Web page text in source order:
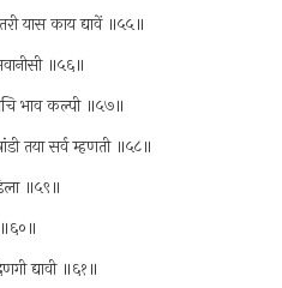
यास काय द्यावें ॥५५॥
॥५६॥
भाव कल्पी ॥५७॥
तया सर्व म्हणती ॥५८॥
॥५९॥
॥६०॥
द्यावी ॥६१॥